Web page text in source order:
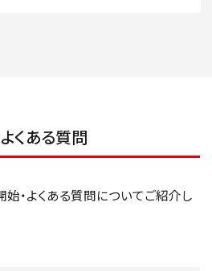
くある質問
・よくある質問についてご紹介し